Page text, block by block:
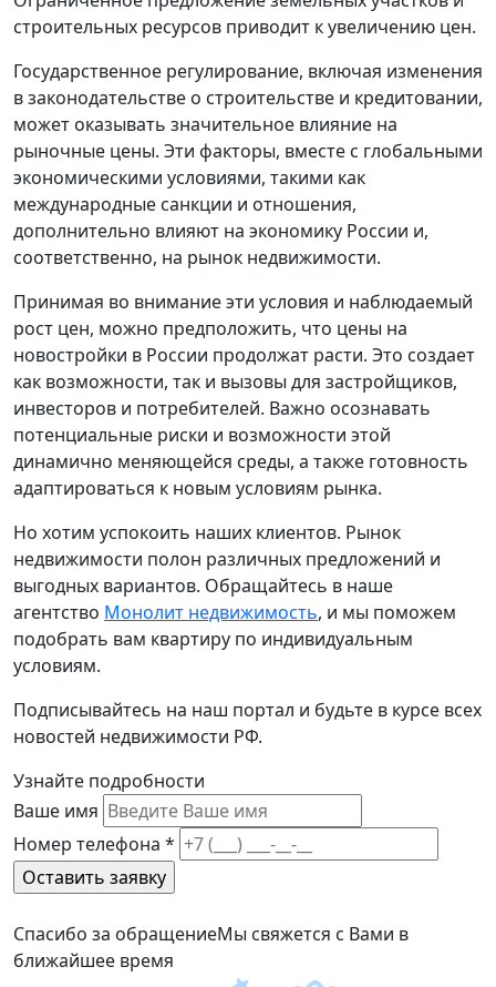
строительных ресурсов приводит к увеличению цен.
Государственное регулирование, включая изменения
в законодательстве о строительстве и кредитовании,
может оказывать значительное влияние на
рыночные цены. Эти факторы, вместе с глобальными
экономическими условиями, такими как
международные санкции и отношения,
дополнительно влияют на экономику России и,
соответственно, на рынок недвижимости.
Принимая во внимание эти условия и наблюдаемый
рост цен, можно предположить, что цены на
новостройки в России продолжат расти. Это создает
как возможности, так и вызовы для застройщиков,
инвесторов и потребителей. Важно осознавать
потенциальные риски и возможности этой
динамично меняющейся среды, а также готовность
адаптироваться к новым условиям рынка.
Но хотим успокоить наших клиентов. Рынок
недвижимости полон различных предложений и
выгодных вариантов. Обращайтесь в наше
агентство Монолит недвижимость, и мы поможем
подобрать вам квартиру по индивидуальным
условиям.
Подписывайтесь на наш портал и будьте в курсе всех
новостей недвижимости РФ.
Узнайте подробности
Ваше имя
Номер телефона *
Спасибо за обращениеМы свяжется с Вами в
ближайшее время